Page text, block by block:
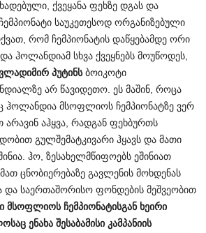
ქვეყანა ფეხზე დგას და
საუკეთესოდ ორგანიზებული
რომ ჩემპიონატის დაწყებამდე ორი
ჰოლანდიამ სხვა ქვეყნებს მოუწოდეს,
ვლადიმირ პუტინსბოიკოტი
არ წავიდეთო. ეს მაშინ, როცა
ჰოლანდია მსოფლიოს ჩემპიონატზე ვერ
არავინ აჰყვა, რადგან ფეხბურთს
გულშემატკივარი ჰყავს და მათი
ჰო, ზესახელმწიფოებს ეშინიათ
ცნობიერებაზე გავლენის მოხდენას
და საერთაშორისო ფონდების მეშვეობით
მსოფლიოს ჩემპიონატისგან ხეირი
ენახა შესაბამისი კამპანიის